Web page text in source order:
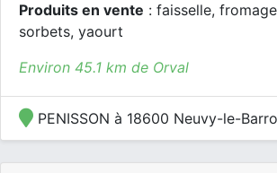
Produits en vente : faisselle,
sorbets, yaourt
Environ 45.1 km de Orval
PENISSON à 18600 Neuvy-le-